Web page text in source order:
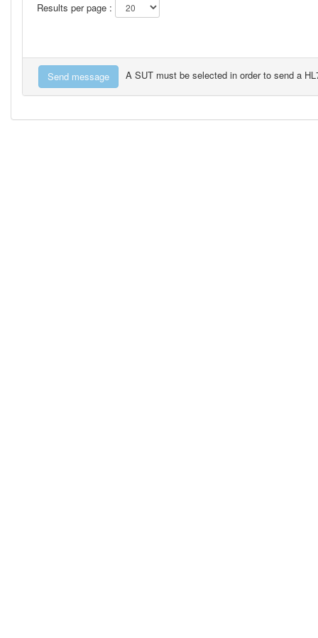
Results per page :
A SUT must be selected in order to send a